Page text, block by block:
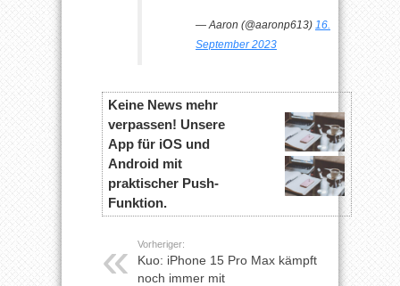
— Aaron (@aaronp613) 16.
September 2023
Keine News mehr
verpassen! Unsere
App für iOS und
Android mit
praktischer Push-
Funktion.
Vorheriger:
Kuo: iPhone 15 Pro Max kämpft
noch immer mit